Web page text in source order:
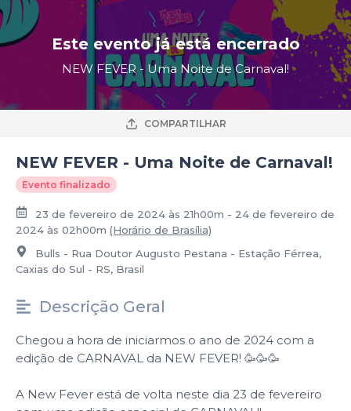
Este evento já está encerrado
NEW FEVER - Uma Noite de Carnaval!
COMPARTILHAR
NEW FEVER - Uma Noite de Carnaval!
Evento finalizado
23 de fevereiro de 2024 às 21h00m - 24 de fevereiro de
2024 às 02h00m (Horário de Brasília)
Bulls - Rua Doutor Augusto Pestana - Estação Férrea,
Caxias do Sul - RS, Brasil
Descrição Geral
Chegou a hora de iniciarmos o ano de 2024 com a
edição de CARNAVAL da NEW FEVER! 🥳🥳🥳
A New Fever está de volta neste dia 23 de fevereiro